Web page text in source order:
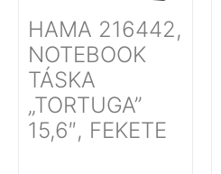
HAMA 216442,
NOTEBOOK
TÁSKA
„TORTUGA”
15,6″, FEKETE